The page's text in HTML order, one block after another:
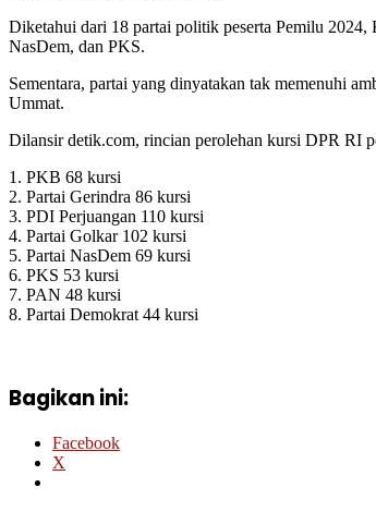
Diketahui dari 18 partai politik peserta Pemilu 2024,
NasDem, dan PKS.
Sementara, partai yang dinyatakan tak memenuhi
Ummat.
Dilansir detik.com, rincian perolehan kursi DPR RI
1. PKB 68 kursi
2. Partai Gerindra 86 kursi
3. PDI Perjuangan 110 kursi
4. Partai Golkar 102 kursi
5. Partai NasDem 69 kursi
6. PKS 53 kursi
7. PAN 48 kursi
8. Partai Demokrat 44 kursi
Bagikan ini:
Facebook
X